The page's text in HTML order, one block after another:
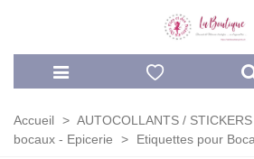
Accueil > AUTOCOLLANTS / STICKERS
bocaux - Epicerie
> Etiquettes pour